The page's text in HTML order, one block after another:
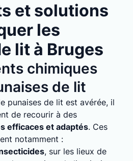
et solutions
les
lit à Bruges
chimiques
de lit
punaises de lit est avérée, il
de recourir à des
efficaces et adaptés. Ces
notamment :
, sur les lieux de